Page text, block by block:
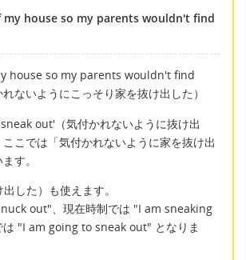
my house so my parents wouldn't find
house so my parents wouldn't find
ないようにこっそり家を抜け出した）
out'（気付かれないように抜け出
こでは「気付かれないように家を抜け出
す。
した）も使えます。
out"、現在時制では "I am sneaking
"I am going to sneak out" となりま